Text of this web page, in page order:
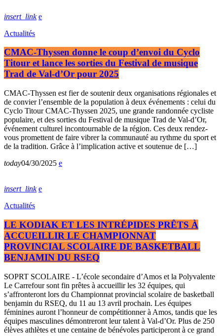
insert_link
Actualités
CMAC-Thyssen donne le coup d’envoi du Cyclo
Titour et lance les sorties du Festival de musique
Trad de Val-d’Or pour 2025
CMAC-Thyssen est fier de soutenir deux organisations régionales et
de convier l’ensemble de la population à deux événements : celui du
Cyclo Titour CMAC-Thyssen 2025, une grande randonnée cycliste
populaire, et des sorties du Festival de musique Trad de Val-d’Or,
événement culturel incontournable de la région. Ces deux rendez-
vous promettent de faire vibrer la communauté au rythme du sport et
de la tradition. Grâce à l’implication active et soutenue de […]
today04/30/2025
insert_link
Actualités
LE KODIAK ET LES INTRÉPIDES PRÊTS À
ACCUEILLIR LE CHAMPIONNAT
PROVINCIAL SCOLAIRE DE BASKETBALL
BENJAMIN DU RSEQ
SOPRT SCOLAIRE - L’école secondaire d’Amos et la Polyvalente
Le Carrefour sont fin prêtes à accueillir les 32 équipes, qui
s’affronteront lors du Championnat provincial scolaire de basketball
benjamin du RSEQ, du 11 au 13 avril prochain. Les équipes
féminines auront l’honneur de compétitionner à Amos, tandis que les
équipes masculines démontreront leur talent à Val-d’Or. Plus de 250
élèves athlètes et une centaine de bénévoles participeront à ce grand